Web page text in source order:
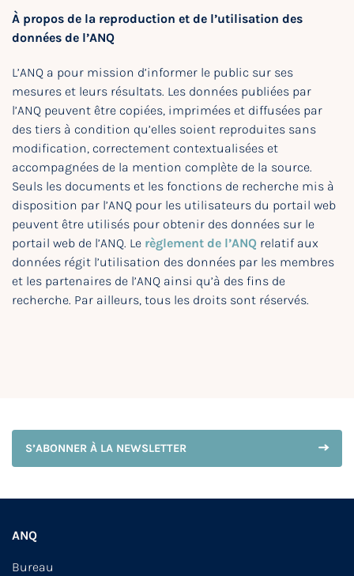
À propos de la reproduction et de l’utilisation des
données de l’ANQ
L’ANQ a pour mission d’informer le public sur ses
mesures et leurs résultats. Les données publiées par
l’ANQ peuvent être copiées, imprimées et diffusées par
des tiers à condition qu’elles soient reproduites sans
modification, correctement contextualisées et
accompagnées de la mention complète de la source.
Seuls les documents et les fonctions de recherche mis à
disposition par l’ANQ pour les utilisateurs du portail web
peuvent être utilisés pour obtenir des données sur le
portail web de l’ANQ. Le règlement de l’ANQ relatif aux
données régit l’utilisation des données par les membres
et les partenaires de l’ANQ ainsi qu’à des fins de
recherche. Par ailleurs, tous les droits sont réservés.
S’ABONNER À LA NEWSLETTER
ANQ
Bureau